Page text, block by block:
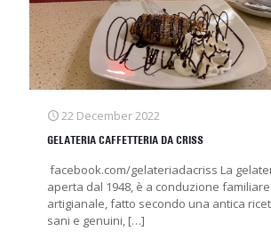
22 December 2022
GELATERIA CAFFETTERIA DA CRISS
facebook.com/gelateriadacriss La
aperta dal 1948, è a conduzione
artigianale, fatto secondo una antica
sani e genuini, […]